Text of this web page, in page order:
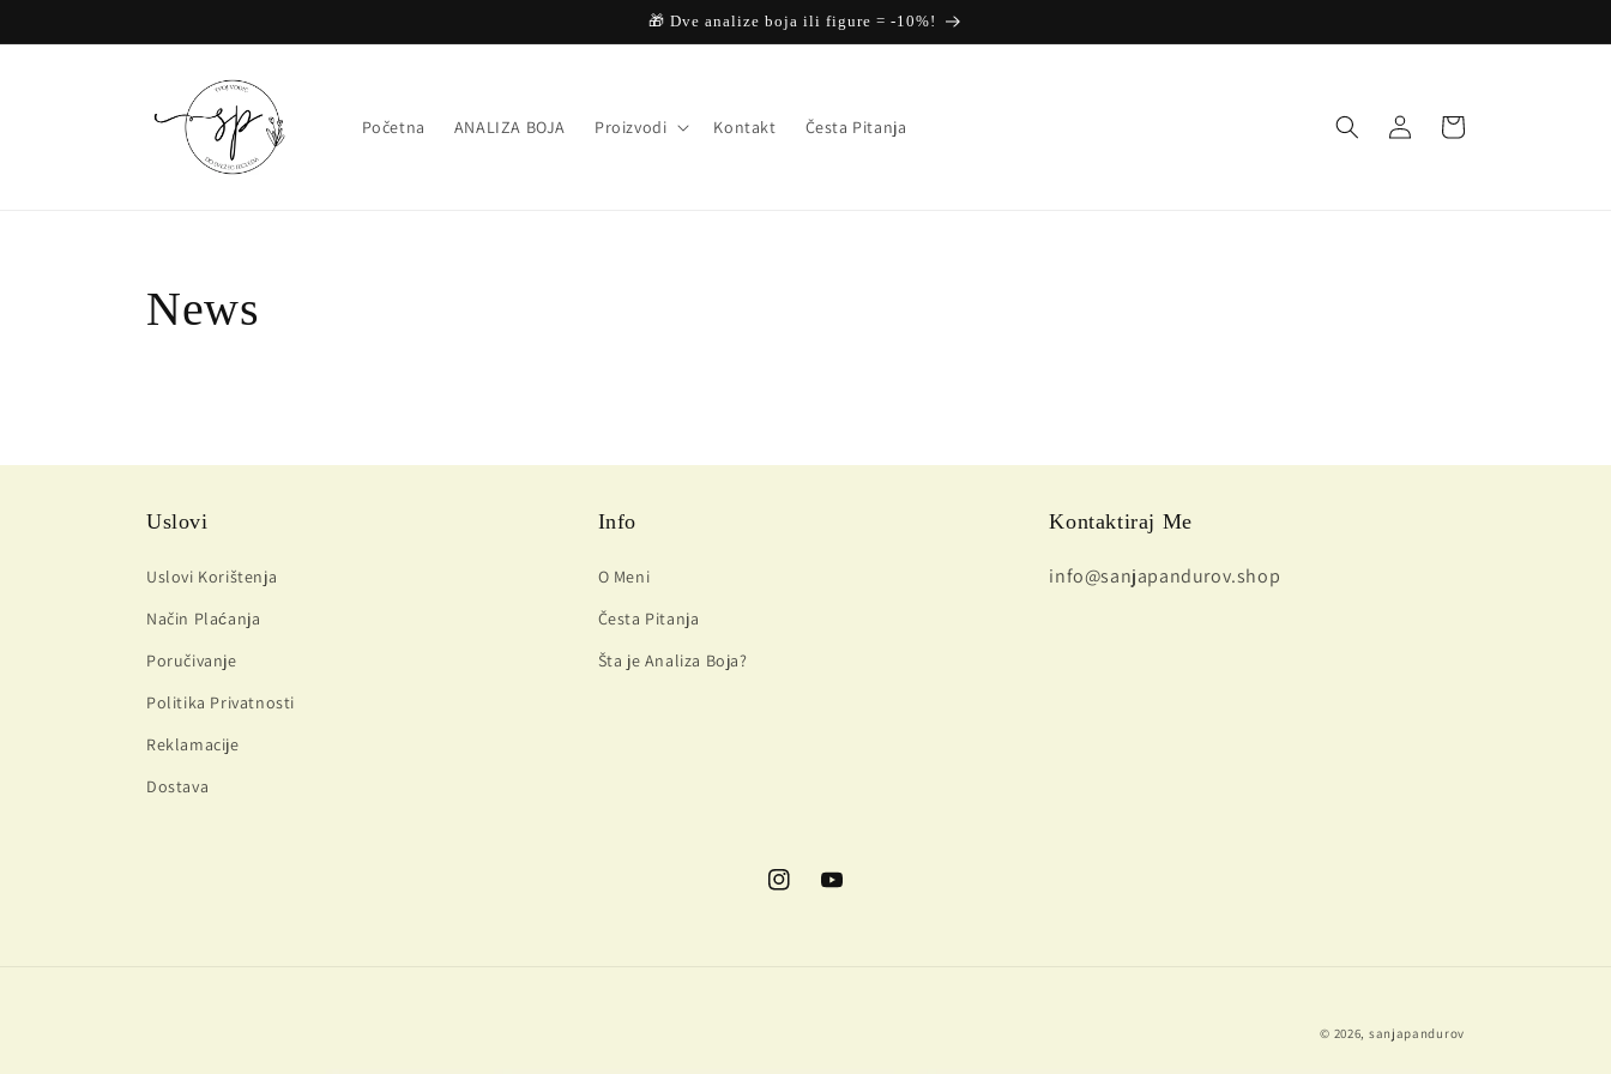
🎁 Dve analize boja ili figure = -10%!
Početna ANALIZA BOJA Proizvodi Kontakt Česta Pitanja
Log
in
Korpa
News
Uslovi
Uslovi Korištenja
Način Plaćanja
Poručivanje
Politika Privatnosti
Reklamacije
Dostava
Info
O Meni
Česta Pitanja
Šta je Analiza Boja?
Kontaktiraj Me
info@sanjapandurov.shop
InstagramYouTube
© 2026, sanjapandurov